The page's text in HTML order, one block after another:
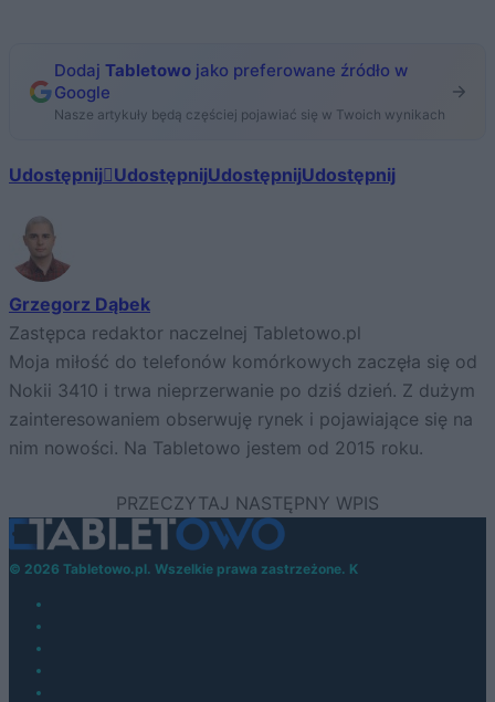
Dodaj Tabletowo jako preferowane źródło w
Google
Nasze artykuły będą częściej pojawiać się w Twoich wynikach
Udostępnij UdostępnijUdostępnijUdostępnij
Grzegorz Dąbek
Zastępca redaktor naczelnej Tabletowo.pl
Moja miłość do telefonów komórkowych zaczęła się od
Nokii 3410 i trwa nieprzerwanie po dziś dzień. Z dużym
zainteresowaniem obserwuję rynek i pojawiające się na
nim nowości. Na Tabletowo jestem od 2015 roku.
© 2026 Tabletowo.pl. Wszelkie prawa zastrzeżone. K